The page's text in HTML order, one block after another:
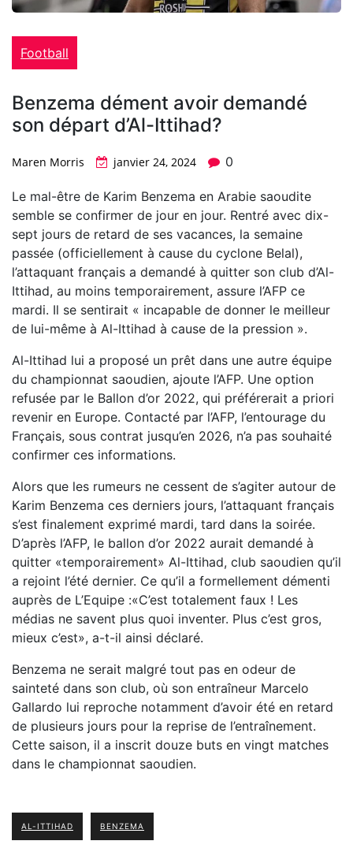
Football
Benzema dément avoir demandé
son départ d’Al-Ittihad?
Maren Morris janvier 24, 2024 0
Le mal-être de Karim Benzema en Arabie saoudite
semble se confirmer de jour en jour. Rentré avec dix-
sept jours de retard de ses vacances, la semaine
passée (officiellement à cause du cyclone Belal),
l’attaquant français a demandé à quitter son club d’Al-
Ittihad, au moins temporairement, assure l’AFP ce
mardi. Il se sentirait « incapable de donner le meilleur
de lui-même à Al-Ittihad à cause de la pression ».
Al-Ittihad lui a proposé un prêt dans une autre équipe
du championnat saoudien, ajoute l’AFP. Une option
refusée par le Ballon d’or 2022, qui préférerait a priori
revenir en Europe. Contacté par l’AFP, l’entourage du
Français, sous contrat jusqu’en 2026, n’a pas souhaité
confirmer ces informations.
Alors que les rumeurs ne cessent de s’agiter autour de
Karim Benzema ces derniers jours, l’attaquant français
s’est finalement exprimé mardi, tard dans la soirée.
D’après l’AFP, le ballon d’or 2022 aurait demandé à
quitter «temporairement» Al-Ittihad, club saoudien qu’il
a rejoint l’été dernier. Ce qu’il a formellement démenti
auprès de L’Equipe :«C’est totalement faux ! Les
médias ne savent plus quoi inventer. Plus c’est gros,
mieux c’est», a-t-il ainsi déclaré.
Benzema ne serait malgré tout pas en odeur de
sainteté dans son club, où son entraîneur Marcelo
Gallardo lui reproche notamment d’avoir été en retard
de plusieurs jours pour la reprise de l’entraînement.
Cette saison, il a inscrit douze buts en vingt matches
dans le championnat saoudien.
AL-ITTIHAD BENZEMA